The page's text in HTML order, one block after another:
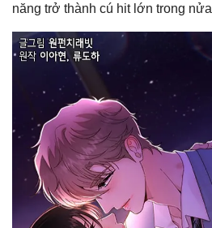
năng trở thành cú hit lớn trong